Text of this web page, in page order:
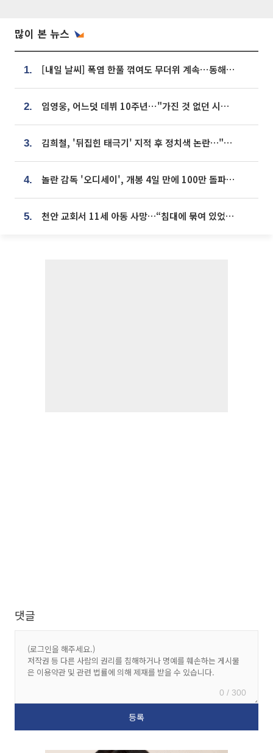
많이 본 뉴스
1. [내일 날씨] 폭염 한풀 꺾여도 무더위 계속⋯동해안 이틀 연속 비
2. 임영웅, 어느덧 데뷔 10주년⋯"가진 것 없던 시절, 내 앞엔 20명의 팬뿐"
3. 김희철, '뒤집힌 태극기' 지적 후 정치색 논란…"좌우 떠나 우리나라 국기"
4. 놀란 감독 '오디세이', 개봉 4일 만에 100만 돌파⋯'왕사남' 보다 빠르다
5. 천안 교회서 11세 아동 사망…“침대에 묶여 있었다” 진술 확보
댓글
0 / 300